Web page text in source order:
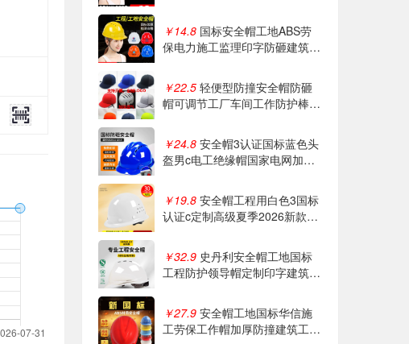
￥14.8 国标安全帽工地ABS劳
保电力施工监理印字防砸建筑工
￥22.5 轻便型防撞安全帽防砸
帽可调节工厂车间工作防护棒球
￥24.8 安全帽3认证国标蓝色头
盔男c电工绝缘帽国家电网加厚
￥19.8 安全帽工程用白色3国标
认证c定制高级夏季2026新款透
￥32.9 史丹利安全帽工地国标
工程防护领导帽定制印字建筑施
￥27.9 安全帽工地国标华信施
工劳保工作帽加厚防撞建筑工程